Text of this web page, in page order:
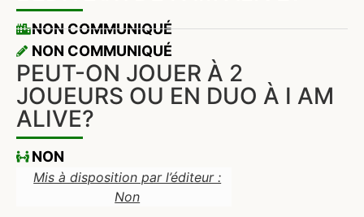
NON COMMUNIQUÉ
NON COMMUNIQUÉ
PEUT-ON JOUER À 2
JOUEURS OU EN DUO À I AM
ALIVE?
NON
Mis à disposition par l’éditeur :
Non